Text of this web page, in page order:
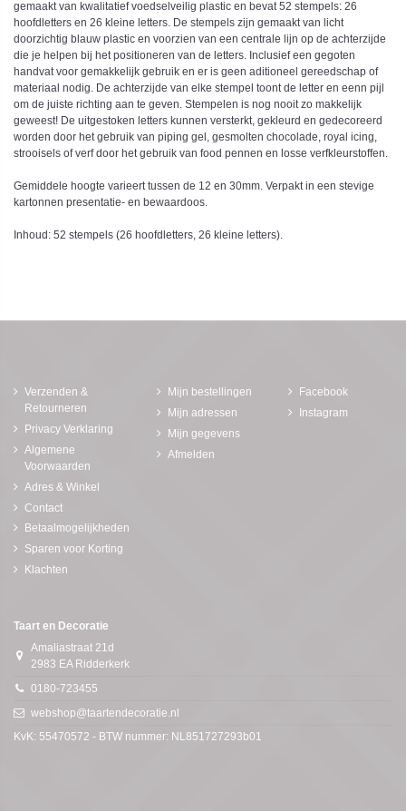
gemaakt van kwalitatief voedselveilig plastic en bevat 52 stempels: 26
hoofdletters en 26 kleine letters. De stempels zijn gemaakt van licht
doorzichtig blauw plastic en voorzien van een centrale lijn op de achterzijde
die je helpen bij het positioneren van de letters. Inclusief een gegoten
handvat voor gemakkelijk gebruik en er is geen aditioneel gereedschap of
materiaal nodig. De achterzijde van elke stempel toont de letter en eenn pijl
om de juiste richting aan te geven. Stempelen is nog nooit zo makkelijk
geweest! De uitgestoken letters kunnen versterkt, gekleurd en gedecoreerd
worden door het gebruik van piping gel, gesmolten chocolade, royal icing,
strooisels of verf door het gebruik van food pennen en losse verfkleurstoffen.
Gemiddele hoogte varieert tussen de 12 en 30mm. Verpakt in een stevige
kartonnen presentatie- en bewaardoos.
Inhoud: 52 stempels (26 hoofdletters, 26 kleine letters).
Verzenden &
Retourneren
Privacy Verklaring
Algemene
Voorwaarden
Adres & Winkel
Contact
Betaalmogelijkheden
Sparen voor Korting
Klachten
Mijn bestellingen
Mijn adressen
Mijn gegevens
Afmelden
Facebook
Instagram
Taart en Decoratie
Amaliastraat 21d
2983 EA Ridderkerk
0180-723455
webshop@taartendecoratie.nl
KvK: 55470572 - BTW nummer: NL851727293b01